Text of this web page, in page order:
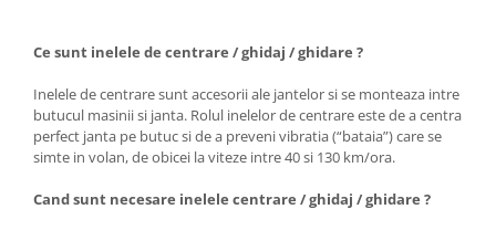
Ce sunt inelele de centrare / ghidaj / ghidare ?
Inelele de centrare sunt accesorii ale jantelor si se monteaza intre
butucul masinii si janta. Rolul inelelor de centrare este de a centra
perfect janta pe butuc si de a preveni vibratia (“bataia”) care se
simte in volan, de obicei la viteze intre 40 si 130 km/ora.
Cand sunt necesare inelele centrare / ghidaj / ghidare ?